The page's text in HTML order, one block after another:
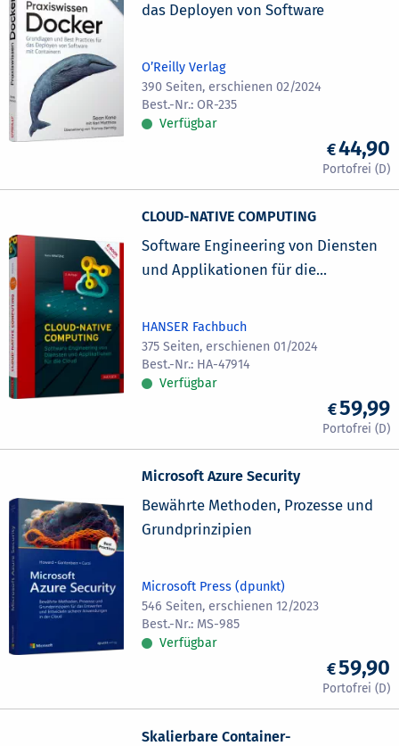
das Deployen von Software
O’Reilly Verlag
390 Seiten, erschienen 02/2024
OR-235
Verfügbar
44,90
CLOUD-NATIVE COMPUTING
Software Engineering von Diensten
und Applikationen für die...
HANSER Fachbuch
375 Seiten, erschienen 01/2024
HA-47914
Verfügbar
59,99
Microsoft Azure Security
Bewährte Methoden, Prozesse und
Grundprinzipien
Microsoft Press (dpunkt)
546 Seiten, erschienen 12/2023
MS-985
Verfügbar
59,90
Skalierbare Container-